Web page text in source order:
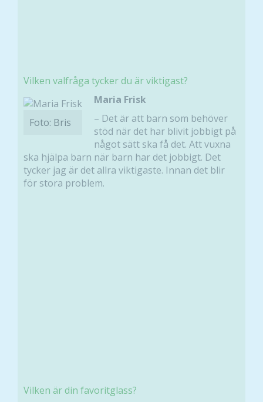
Vilken valfråga tycker du är viktigast?
Foto: Bris
Maria Frisk
– Det är att barn som behöver
stöd när det har blivit jobbigt på
något sätt ska få det. Att vuxna
ska hjälpa barn när barn har det jobbigt. Det
tycker jag är det allra viktigaste. Innan det blir
för stora problem.
Vilken är din favoritglass?